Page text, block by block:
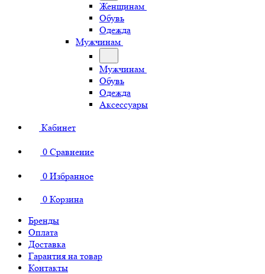
Женщинам
Обувь
Одежда
Мужчинам
Мужчинам
Обувь
Одежда
Аксессуары
Кабинет
0 Сравнение
0 Избранное
0 Корзина
Бренды
Оплата
Доставка
Гарантия на товар
Контакты